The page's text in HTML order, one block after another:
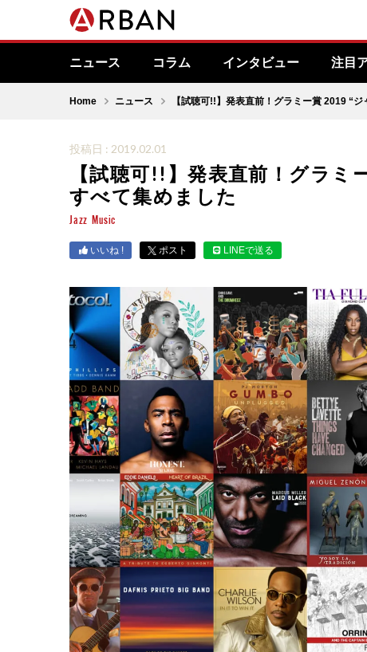
ニュース コラム インタビュー 注目
Home ニュース 【試聴可!!】発表直前！グラミー賞 2019 “
投稿日 : 2019.02.01
【試聴可!!】発表直前！グラミ
すべて集めました
Jazz Music
いいね ! ポスト LINEで送る